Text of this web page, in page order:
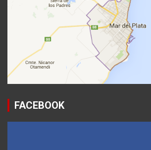
FACEBOOK